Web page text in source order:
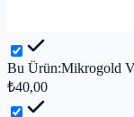
Bu Ürün:Mikrogold
₺40,00